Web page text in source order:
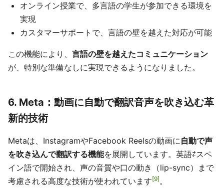
オンライン授業で、多言語の学生が参加できる環境を
実現
カスタマーサポートで、言語の壁を越えた対応が可能
この機能により、 言語の壁を越えたコミュニケーション
が、特別な準備なしに実現できるようになりました。
6. Meta：動画に自動で翻訳音声を吹き込む革
新的技術
Metaは、InstagramやFacebook Reelsの動画に自動で声
を吹き込んで翻訳する機能を展開しています。英語⇄スペ
イン語で開始され、声の音質や口の動き（lip-sync）まで
考慮される高度な技術が使われています 9 。